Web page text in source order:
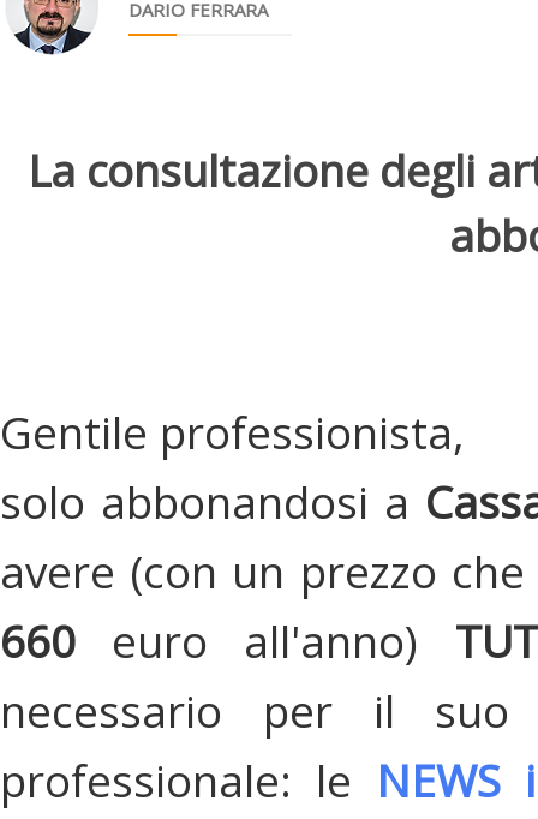
DARIO FERRARA
La consultazione degli
Gentile professionista,
solo abbonandosi a
avere (con un prezzo
660 euro all'anno)
necessario per il suo
professionale: le